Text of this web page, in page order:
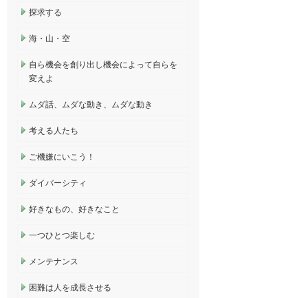
探求する
海・山・空
自ら機会を創り出し機会によって自らを
変えよ
ムダ話、ムダな動き、ムダな動き
考える人たち
ご機嫌にいこう！
ダイバーシティ
好きなもの、好きなこと
一つひとつ楽しむ
メンテナンス
困難は人を成長させる